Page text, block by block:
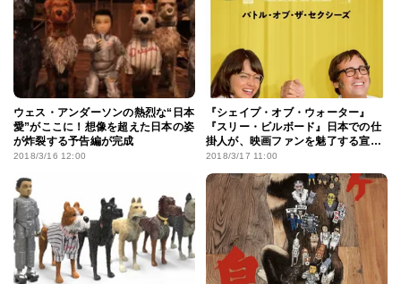
ウェス・アンダーソンの熱烈な“日本
愛”がここに！想像を超えた日本の姿
が炸裂する予告編が完成
2018/3/16 12:00
『シェイプ・オブ・ウォーター』
『スリー・ビルボード』日本での仕
掛人が、映画ファンを魅了する宣伝
の極意を公開！
2018/3/17 11:00